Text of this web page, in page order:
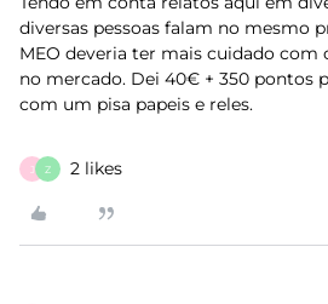
diversas pessoas falam no mesmo
MEO deveria ter mais cuidado com
no mercado. Dei 40€ + 350 pontos
com um pisa papeis e reles.
J Z 2 likes